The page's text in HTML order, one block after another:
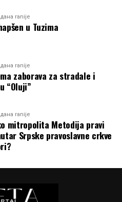
ranije
u Tuzima
ranije
zaborava za stradale i
“Oluji”
ranije
mitropolita Metodija pravi
Srpske pravoslavne crkve